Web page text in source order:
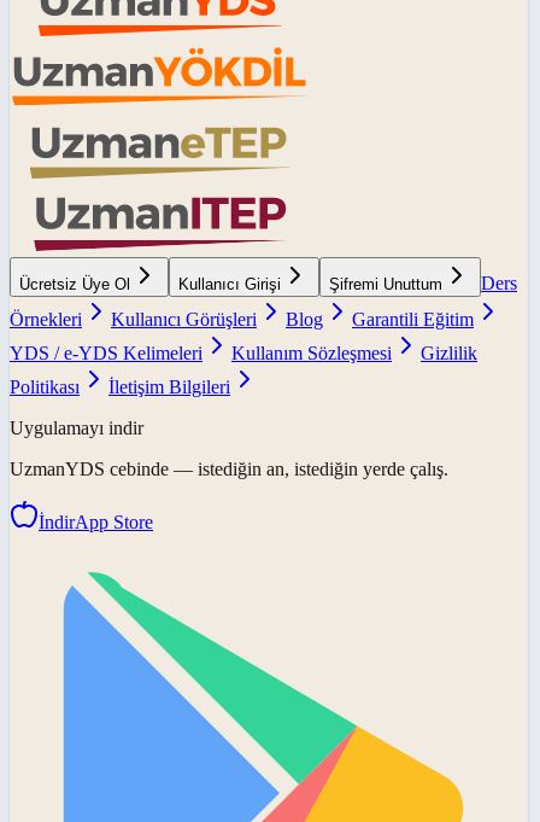
Ücretsiz Üye Ol Kullanıcı Girişi Şifremi Unuttum
Ders
Örnekleri
Kullanıcı Görüşleri Blog
Garantili Eğitim
YDS / e-YDS Kelimeleri
Kullanım Sözleşmesi
Gizlilik
Politikası
İletişim Bilgileri
Uygulamayı indir
UzmanYDS cebinde — istediğin an, istediğin yerde çalış.
İndirApp Store